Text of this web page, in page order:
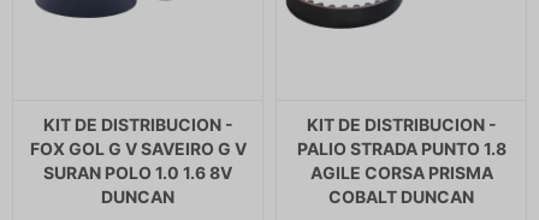
KIT DE DISTRIBUCION -
FOX GOL G V SAVEIRO G V
SURAN POLO 1.0 1.6 8V
DUNCAN
KIT DE DISTRIBUCION -
PALIO STRADA PUNTO 1.8
AGILE CORSA PRISMA
COBALT DUNCAN